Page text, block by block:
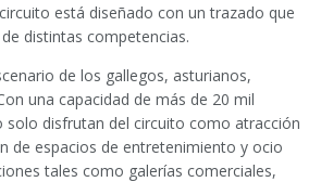
está diseñado con un trazado que
distintas competencias.
de los gallegos, asturianos,
una capacidad de más de 20 mil
solo disfrutan del circuito como atracción
de espacios de entretenimiento y ocio
tales como galerías comerciales,